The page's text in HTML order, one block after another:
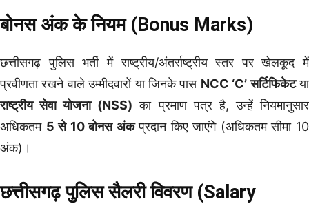
बोनस अंक के नियम (Bonus Marks)
छत्तीसगढ़ पुलिस भर्ती में राष्ट्रीय/अंतर्राष्ट्रीय स्तर पर खेलकूद में
प्रवीणता रखने वाले उम्मीदवारों या जिनके पास NCC ‘C’ सर्टिफिकेटया
राष्ट्रीय सेवा योजना (NSS) का प्रमाण पत्र है, उन्हें नियमानुसार
अधिकतम 5 से 10 बोनस अंकप्रदान किए जाएंगे (अधिकतम सीमा 10
अंक)।
छत्तीसगढ़ पुलिस सैलरी विवरण (Salary